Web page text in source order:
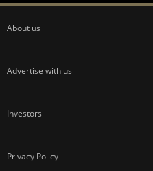
About us
Advertise with us
Investors
Privacy Policy